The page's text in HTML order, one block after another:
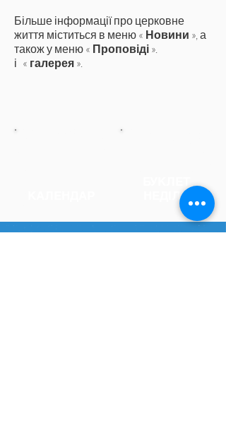
Більше інформації про церковне
життя міститься в меню « Новини », а
також у меню « Проповіді ».
і « галерея ».
НЕДІЛЯ